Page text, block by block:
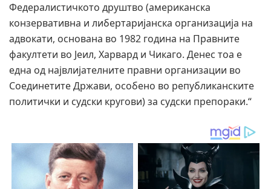
Федералистичкото друштво (американска
конзервативна и либертаријанска организација на
адвокати, основана во 1982 година на Правните
факултети во Јеил, Харвард и Чикаго. Денес тоа е
една од највлијателните правни организации во
Соединетите Држави, особено во републиканските
политички и судски кругови) за судски препораки.“